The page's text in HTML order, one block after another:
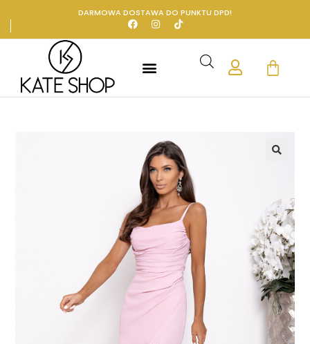
DARMOWA DOSTAWA DO PUNKTU DPD!